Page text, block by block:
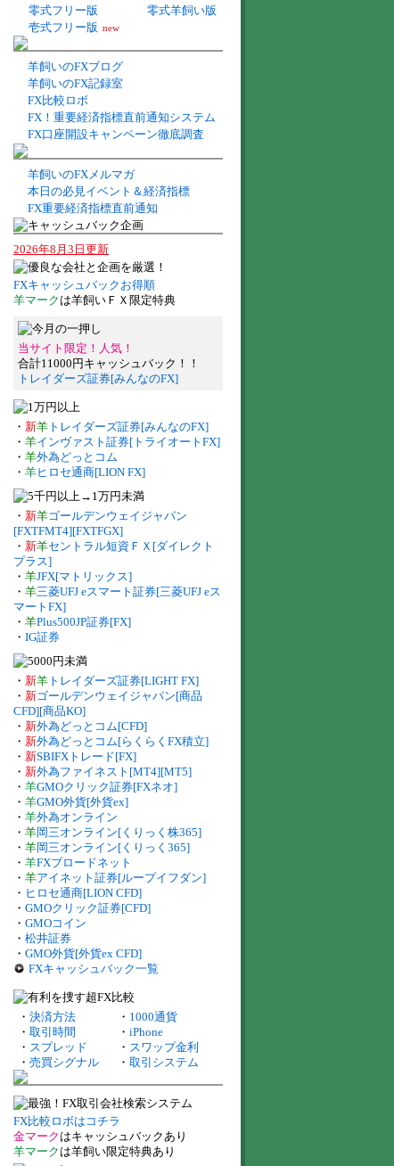
零式フリー版
零式羊飼い版
壱式フリー版 new
羊飼いのFXブログ
羊飼いのFX記録室
FX比較ロボ
FX！重要経済指標直前通知システム
FX口座開設キャンペーン徹底調査
羊飼いのFXメルマガ
本日の必見イベント＆経済指標
FX重要経済指標直前通知
2026年8月3日更新
FXキャッシュバックお得順
羊マーク は羊飼いＦＸ限定特典
当サイト限定！人気！
合計11000円キャッシュバック！！
トレイダーズ証券[みんなのFX]
・ 新羊 トレイダーズ証券[みんなのFX]
・ 羊インヴァスト証券[トライオートFX]
・ 羊外為どっとコム
・ 羊ヒロセ通商[LION FX]
・ 新羊ゴールデンウェイジャパン
[FXTFMT4][FXTFGX]
・ 新羊セントラル短資ＦＸ[ダイレクト
プラス]
・ 羊JFX[マトリックス]
・ 羊三菱UFJ eスマート証券[三菱UFJ eス
マートFX]
・ 羊Plus500JP証券[FX]
・ IG証券
・ 新羊 トレイダーズ証券[LIGHT FX]
・ 新ゴールデンウェイジャパン[商品
CFD][商品KO]
・ 新外為どっとコム[CFD]
・ 新外為どっとコム[らくらくFX積立]
・ 新SBIFXトレード[FX]
・ 新外為ファイネスト[MT4][MT5]
・ 羊GMOクリック証券[FXネオ]
・ 羊GMO外貨[外貨ex]
・ 羊外為オンライン
・ 羊岡三オンライン[くりっく株365]
・ 羊岡三オンライン[くりっく365]
・ 羊FXブロードネット
・ 羊アイネット証券[ループイフダン]
・ ヒロセ通商[LION CFD]
・ GMOクリック証券[CFD]
・ GMOコイン
・ 松井証券
・ GMO外貨[外貨ex CFD]
FXキャッシュバック一覧
・ 決済方法 ・ 1000通貨
・ 取引時間 ・ iPhone
・ スプレッド ・ スワップ金利
・ 売買シグナル ・ 取引システム
FX比較ロボはコチラ
金マーク はキャッシュバックあり
羊マーク は羊飼い限定特典あり